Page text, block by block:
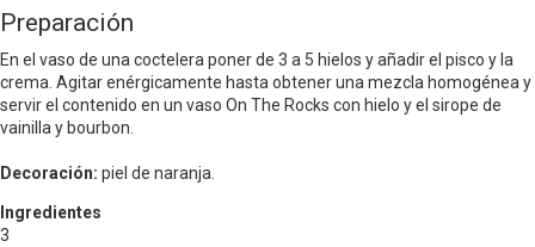
Preparación
En el vaso de una coctelera poner de 3 a 5 hielos y añadir el pisco y la
crema. Agitar enérgicamente hasta obtener una mezcla homogénea y
servir el contenido en un vaso On The Rocks con hielo y el sirope de
vainilla y bourbon.
Decoración: piel de naranja.
Ingredientes
3